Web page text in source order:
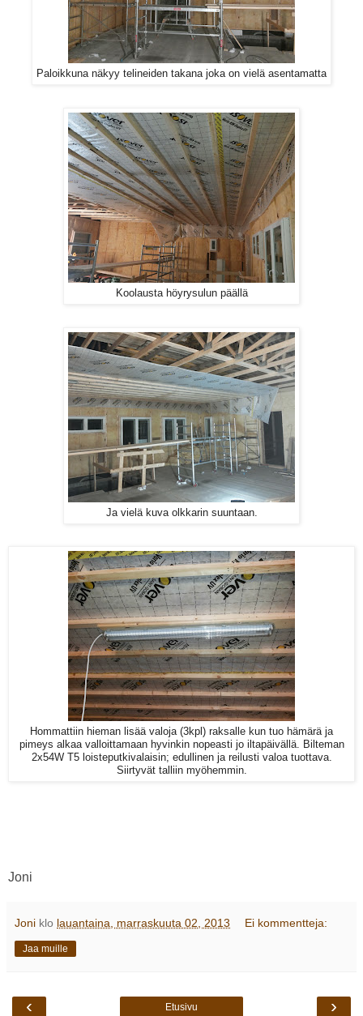
Paloikkuna näkyy telineiden takana joka on vielä asentamatta
Koolausta höyrysulun päällä
Ja vielä kuva olkkarin suuntaan.
Hommattiin hieman lisää valoja (3kpl) raksalle kun tuo hämärä ja
pimeys alkaa valloittamaan hyvinkin nopeasti jo iltapäivällä. Bilteman
2x54W T5 loisteputkivalaisin; edullinen ja reilusti valoa tuottava.
Siirtyvät talliin myöhemmin.
Joni
Joni klo lauantaina, marraskuuta 02, 2013 Ei kommentteja:
Jaa muille
‹ ›
Etusivu